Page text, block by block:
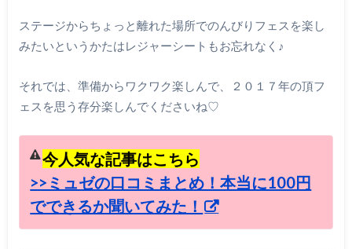
ステージからちょっと離れた場所でのんびりフェスを楽し
みたいというかたはレジャーシートもお忘れなく♪
それでは、準備からワクワク楽しんで、２０１７年の頂フ
ェスを思う存分楽しんでくださいね♡
今人気な記事はこちら
>>ミュゼの口コミまとめ！本当に100円
でできるか聞いてみた！